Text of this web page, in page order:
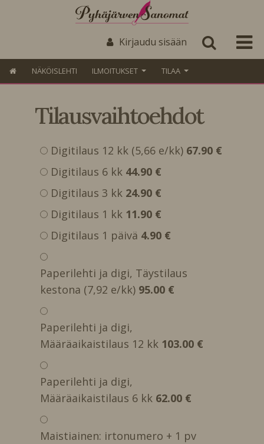
Kirjaudu sisään
NÄKÖISLEHTI ILMOITUKSET TILAA
Tilausvaihtoehdot
Digitilaus 12 kk (5,66 e/kk) 67.90 €
Digitilaus 6 kk 44.90 €
Digitilaus 3 kk 24.90 €
Digitilaus 1 kk 11.90 €
Digitilaus 1 päivä 4.90 €
Paperilehti ja digi, Täystilaus
kestona (7,92 e/kk) 95.00 €
Paperilehti ja digi,
Määräaikaistilaus 12 kk 103.00 €
Paperilehti ja digi,
Määräaikaistilaus 6 kk 62.00 €
Maistiainen: irtonumero + 1 pv